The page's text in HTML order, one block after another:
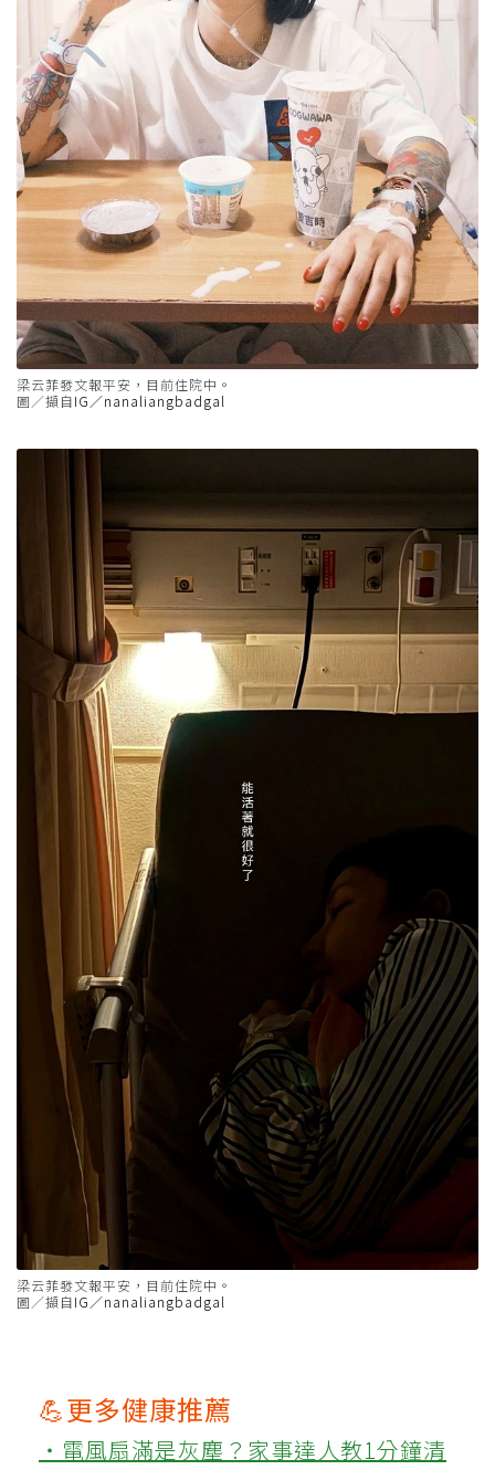
梁云菲發文報平安，目前住院中。
圖／擷自IG／nanaliangbadgal
梁云菲發文報平安，目前住院中。
圖／擷自IG／nanaliangbadgal
💪更多健康推薦
‧電風扇滿是灰塵？家事達人教1分鐘清